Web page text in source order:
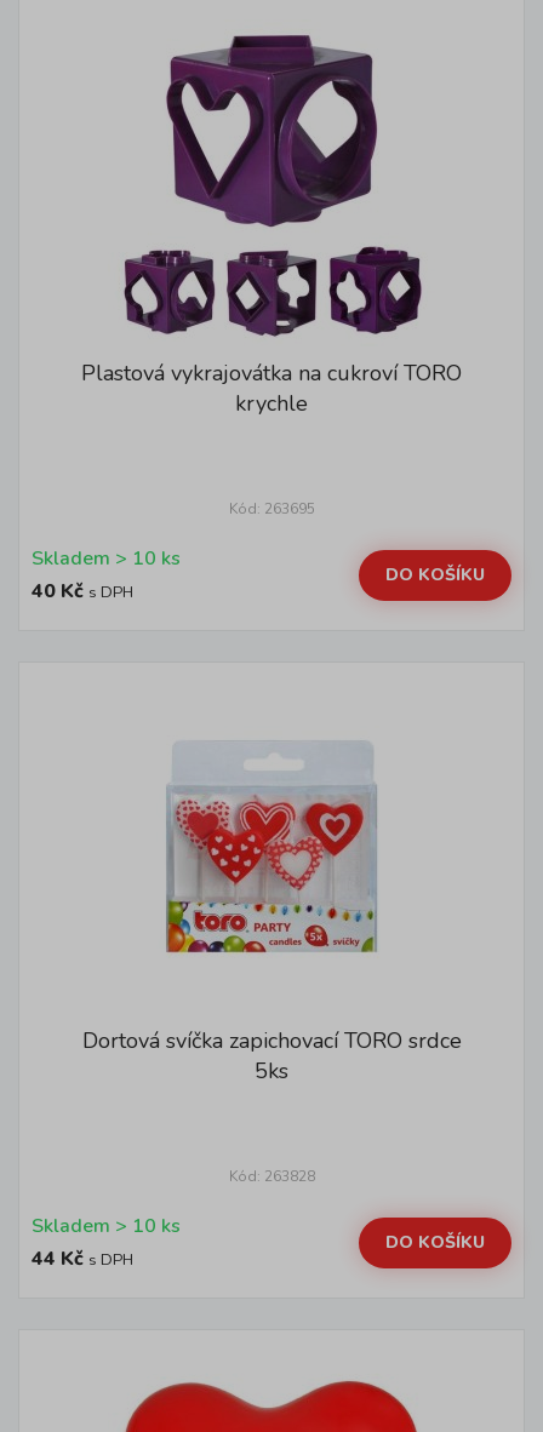
Plastová vykrajovátka na cukroví TORO
krychle
Kód: 263695
Skladem > 10 ks
40 Kč s DPH
DO KOŠÍKU
Dortová svíčka zapichovací TORO srdce
5ks
Kód: 263828
Skladem > 10 ks
44 Kč s DPH
DO KOŠÍKU